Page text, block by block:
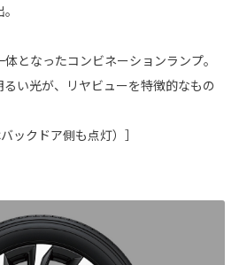
となったコンビネーションランプ。
い光が、リヤビューを特徴的なもの
ックドア側も点灯）］